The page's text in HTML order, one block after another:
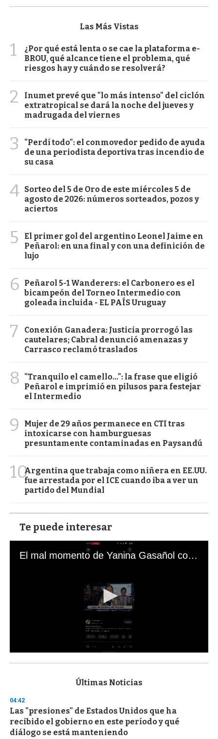
Las Más Vistas
1
¿Por qué está lenta o se cae la plataforma e-
BROU, qué alcance tiene el problema, qué
riesgos hay y cuándo se resolverá?
2
Inumet prevé que "lo más intenso" del ciclón
extratropical se dará la noche del jueves y
madrugada del viernes
3
"Perdí todo": el conmovedor pedido de ayuda
de una periodista deportiva tras incendio de
su casa
4 Sorteo del 5 de Oro de este miércoles 5 de
agosto de 2026: números sorteados, pozos y
aciertos
5
El primer gol del argentino Leonel Jaime en
Peñarol: en una final y con una definición de
lujo
6
Peñarol 5-1 Wanderers: el Carbonero es el
bicampeón del Torneo Intermedio con
goleada incluida - EL PAÍS Uruguay
7
Conexión Ganadera: Justicia prorrogó las
cautelares; Cabral denunció amenazas y
Carrasco reclamó traslados
8
"Tranquilo el camello...": la frase que eligió
Peñarol e imprimió en pilusos para festejar
el Intermedio
9
Mujer de 29 años permanece en CTI tras
intoxicarse con hamburguesas
presuntamente contaminadas en Paysandú
10Argentina que trabaja como niñera en EE.UU.
fue arrestada por el ICE cuando iba a ver un
partido del Mundial
Te puede interesar
El mal momento de Yanina Gasañol con un hincha argentino en "Subrayado"
s
d
s
o
f
3
Últimas Noticias
04:42
Las "presiones" de Estados Unidos que ha
recibido el gobierno en este período y qué
diálogo se está manteniendo